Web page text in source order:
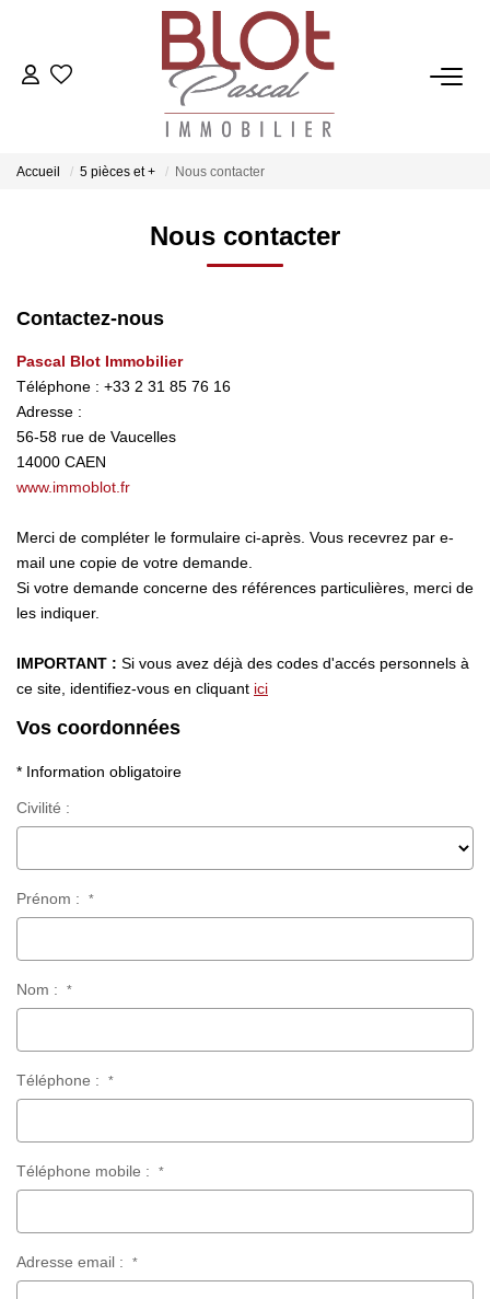
ACCUEIL
ACHETER
ESTIMER
NOTRE AGENCE
Nos Avis
Montant Des Frais De Notaire
Montant Des Mensualités
Accueil 5 pièces et + Nous contacter
Nous contacter
Contactez-nous
Pascal Blot Immobilier
Téléphone : +33 2 31 85 76 16
Adresse :
56-58 rue de Vaucelles
14000 CAEN
www.immoblot.fr
Merci de compléter le formulaire ci-après. Vous recevrez par e-
mail une copie de votre demande.
Si votre demande concerne des références particulières, merci de
les indiquer.
IMPORTANT : Si vous avez déjà des codes d'accés personnels à
ce site, identifiez-vous en cliquant ici
Vos coordonnées
* Information obligatoire
Civilité :
Prénom : *
Nom : *
Téléphone : *
Téléphone mobile : *
Adresse email : *